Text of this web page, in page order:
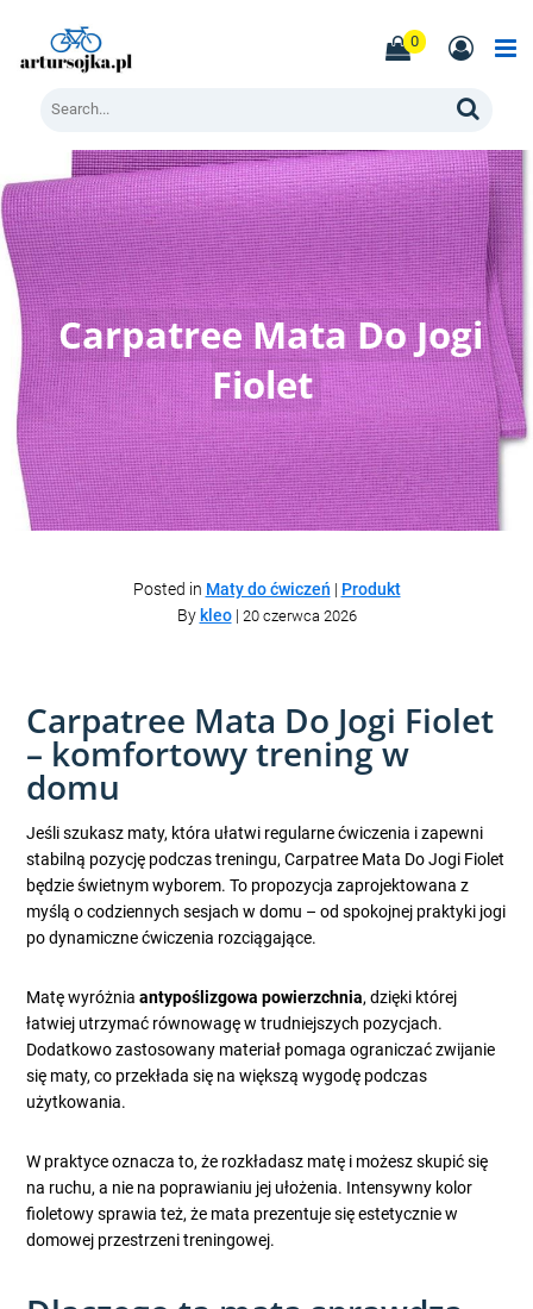
content
0
Carpatree Mata Do Jogi
Fiolet
Posted in Maty do ćwiczeń | Produkt
By kleo| 20 czerwca 2026
Carpatree Mata Do Jogi Fiolet
– komfortowy trening w
domu
Jeśli szukasz maty, która ułatwi regularne ćwiczenia i zapewni
stabilną pozycję podczas treningu, Carpatree Mata Do Jogi Fiolet
będzie świetnym wyborem. To propozycja zaprojektowana z
myślą o codziennych sesjach w domu – od spokojnej praktyki jogi
po dynamiczne ćwiczenia rozciągające.
Matę wyróżniaantypoślizgowa powierzchnia, dzięki której
łatwiej utrzymać równowagę w trudniejszych pozycjach.
Dodatkowo zastosowany materiał pomaga ograniczać zwijanie
się maty, co przekłada się na większą wygodę podczas
użytkowania.
W praktyce oznacza to, że rozkładasz matę i możesz skupić się
na ruchu, a nie na poprawianiu jej ułożenia. Intensywny kolor
fioletowy sprawia też, że mata prezentuje się estetycznie w
domowej przestrzeni treningowej.